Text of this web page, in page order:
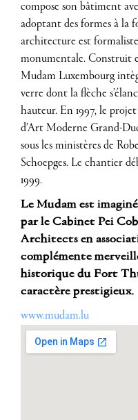
compose son bâtiment
adoptant des formes à la
architecture est
monumentale. Construit
Mudam Luxembourg
verre dont la flèche
hauteur. En 1997, le
d’Art Moderne Grand-
sous les ministères de
Schoepges. Le chantier
1999.
Le Mudam est
par le Cabinet Pei
Architects en
complémente
historique du Fort
caractère prestigieux.
www.mudam.lu
Adresse